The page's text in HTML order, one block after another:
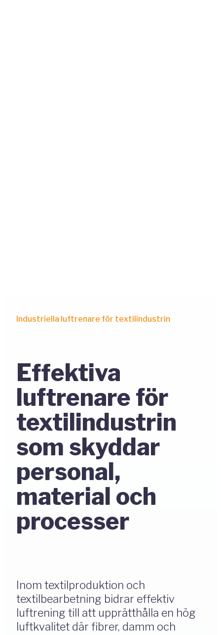
Industriella luftrenare för textilindustrin
Effektiva
luftrenare för
textilindustrin
som skyddar
personal,
material och
processer
Inom textilproduktion och
textilbearbetning bidrar effektiv
luftrening till att upprätthålla en hög
luftkvalitet där fibrer, damm och